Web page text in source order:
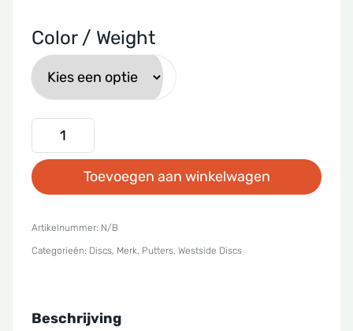
Color / Weight
Westside
Discs
-
Medium
Swan
Toevoegen aan winkelwagen
Artikelnummer: N/B
Categorieën: Discs, Merk, Putters, Westside Discs
Beschrijving